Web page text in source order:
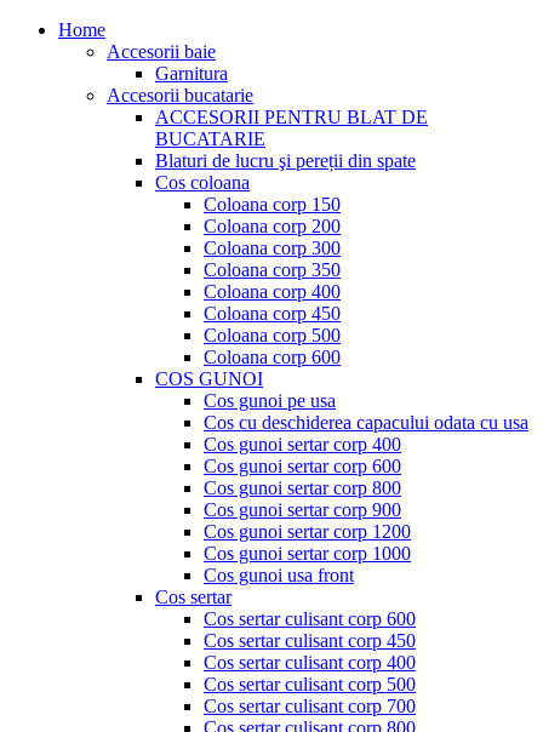
Home
Accesorii baie
Garnitura
Accesorii bucatarie
ACCESORII PENTRU BLAT DE
BUCATARIE
Blaturi de lucru şi pereții din spate
Cos coloana
Coloana corp 150
Coloana corp 200
Coloana corp 300
Coloana corp 350
Coloana corp 400
Coloana corp 450
Coloana corp 500
Coloana corp 600
COS GUNOI
Cos gunoi pe usa
Cos cu deschiderea capacului odata cu usa
Cos gunoi sertar corp 400
Cos gunoi sertar corp 600
Cos gunoi sertar corp 800
Cos gunoi sertar corp 900
Cos gunoi sertar corp 1200
Cos gunoi sertar corp 1000
Cos gunoi usa front
Cos sertar
Cos sertar culisant corp 600
Cos sertar culisant corp 450
Cos sertar culisant corp 400
Cos sertar culisant corp 500
Cos sertar culisant corp 700
Cos sertar culisant corp 800